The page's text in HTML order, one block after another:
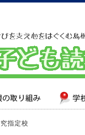
指定校